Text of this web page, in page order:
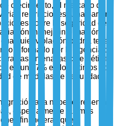
crecimiento, el mercado de
restricciones. Una barrera
sobre la seguridad de
maneja información
violación podría tener
lo informado por la Agencia de
las amenazas cibernéticas
en un 27% en los últimos dos
de medidas de seguridad
a la nube representa
especialmente las más
financieras que